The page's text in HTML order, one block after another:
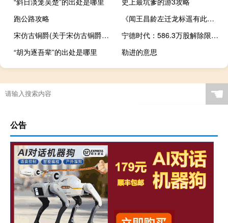
跑公路攻略
《闻王昌龄左迁龙标遥有此寄》 写作背景（要 闻王昌龄左迁龙标遥有此寄 的写作背景）
宋仿古铜爵(关于宋仿古铜爵简述)
宁德时代：586.3万股解除限售上市流通
“胡为逐吾辈”的出处是哪里
勒进的意思
☚
公告